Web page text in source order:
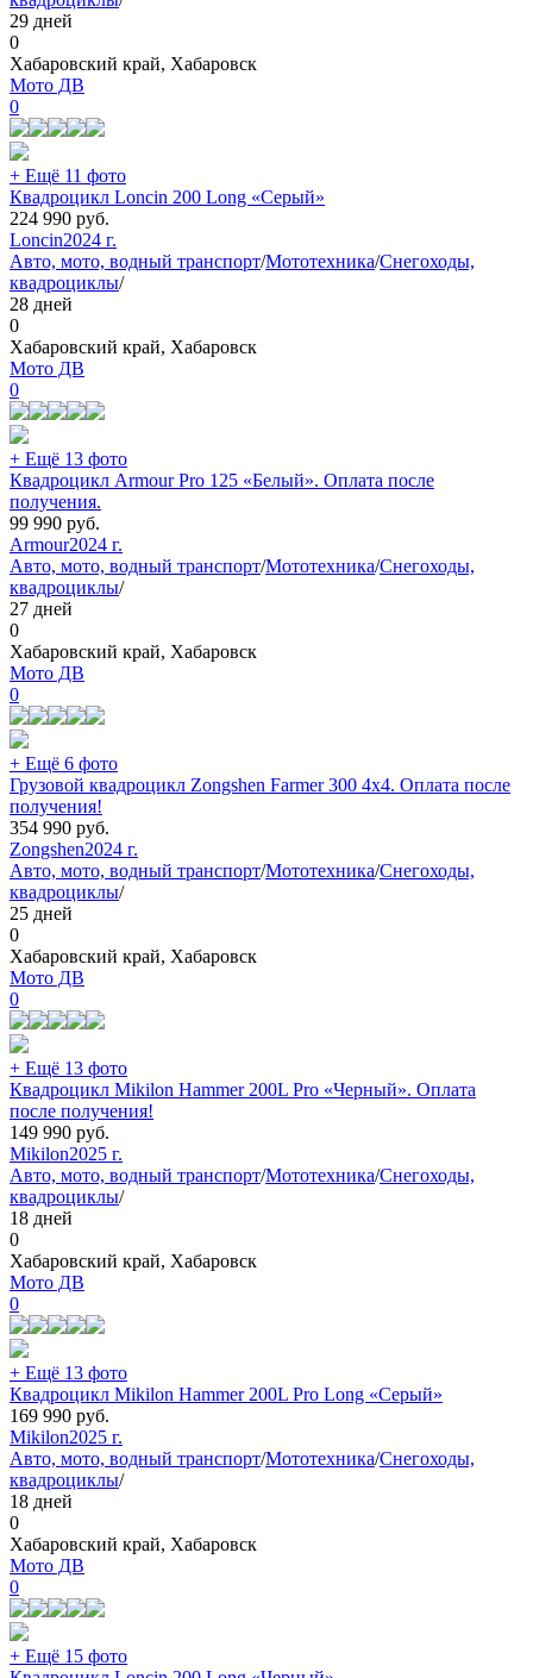
29 дней
0
Хабаровский край, Хабаровск
Мото ДВ
0
+ Ещё 11 фото
Квадроцикл Loncin 200 Long «Серый»
224 990 руб.
Loncin2024 г.
Авто, мото, водный транспорт/Мототехника/Снегоходы,
квадроциклы/
28 дней
0
Хабаровский край, Хабаровск
Мото ДВ
0
+ Ещё 13 фото
Квадроцикл Armour Pro 125 «Белый». Оплата после
получения.
99 990 руб.
Armour2024 г.
Авто, мото, водный транспорт/Мототехника/Снегоходы,
квадроциклы/
27 дней
0
Хабаровский край, Хабаровск
Мото ДВ
0
+ Ещё 6 фото
Грузовой квадроцикл Zongshen Farmer 300 4х4. Оплата после
получения!
354 990 руб.
Zongshen2024 г.
Авто, мото, водный транспорт/Мототехника/Снегоходы,
квадроциклы/
25 дней
0
Хабаровский край, Хабаровск
Мото ДВ
0
+ Ещё 13 фото
Квадроцикл Mikilon Hammer 200L Pro «Черный». Оплата
после получения!
149 990 руб.
Mikilon2025 г.
Авто, мото, водный транспорт/Мототехника/Снегоходы,
квадроциклы/
18 дней
0
Хабаровский край, Хабаровск
Мото ДВ
0
+ Ещё 13 фото
Квадроцикл Mikilon Hammer 200L Pro Long «Серый»
169 990 руб.
Mikilon2025 г.
Авто, мото, водный транспорт/Мототехника/Снегоходы,
квадроциклы/
18 дней
0
Хабаровский край, Хабаровск
Мото ДВ
0
+ Ещё 15 фото